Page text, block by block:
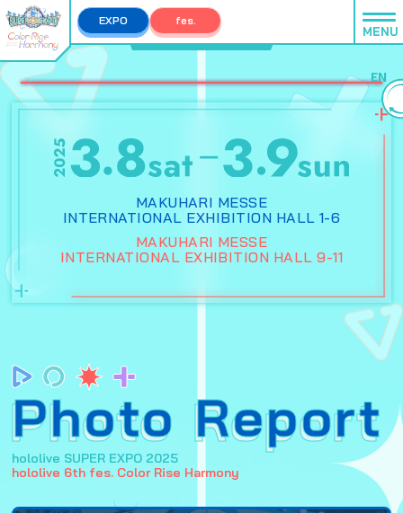
EXPO fes.
MENU
EN
MAKUHARI MESSE
INTERNATIONAL EXHIBITION HALL 1-6
MAKUHARI MESSE
INTERNATIONAL EXHIBITION HALL 9-11
Photo Report
hololive SUPER EXPO 2025
hololive 6th fes. Color Rise Harmony